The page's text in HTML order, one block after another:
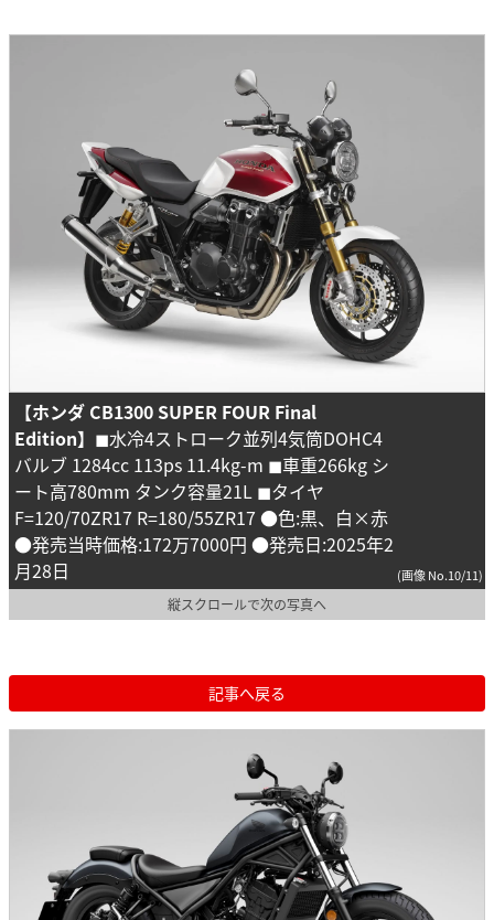
【ホンダ CB1300 SUPER FOUR Final
Edition】 ◼︎水冷4ストローク並列4気筒DOHC4
バルブ 1284cc 113ps 11.4kg-m ◼︎車重266kg シ
ート高780mm タンク容量21L ◼︎タイヤ
F=120/70ZR17 R=180/55ZR17 ●色:黒、白×赤
●発売当時価格:172万7000円 ●発売日:2025年2
月28日
(画像 No.10/11)
縦スクロールで次の写真へ
記事へ戻る